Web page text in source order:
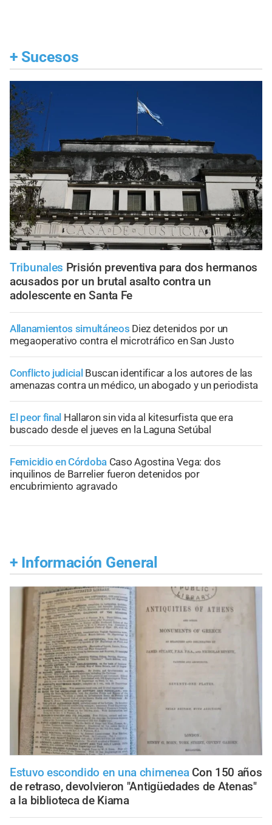
+ Sucesos
Tribunales Prisión preventiva para dos hermanos
acusados por un brutal asalto contra un
adolescente en Santa Fe
Allanamientos simultáneos Diez detenidos por un
megaoperativo contra el microtráfico en San Justo
Conflicto judicial Buscan identificar a los autores de las
amenazas contra un médico, un abogado y un periodista
El peor final Hallaron sin vida al kitesurfista que era
buscado desde el jueves en la Laguna Setúbal
Femicidio en Córdoba Caso Agostina Vega: dos
inquilinos de Barrelier fueron detenidos por
encubrimiento agravado
+ Información General
Estuvo escondido en una chimenea Con 150 años
de retraso, devolvieron "Antigüedades de Atenas"
a la biblioteca de Kiama